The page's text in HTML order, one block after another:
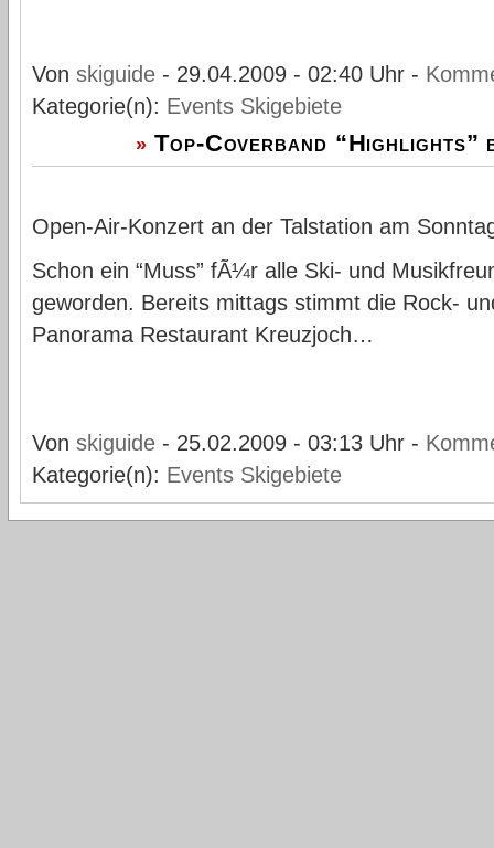
Von skiguide- 29.04.2009 - 02:40 Uhr -
Kategorie(n): Events Skigebiete
»Top-Coverband
Open-Air-Konzert an der Talstation am
Schon ein “Muss” fÃ¼r alle Ski- und
geworden. Bereits mittags stimmt die Rock-
Panorama Restaurant Kreuzjoch…
Von skiguide- 25.02.2009 - 03:13 Uhr -
Kategorie(n): Events Skigebiete